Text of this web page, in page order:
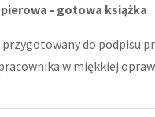
- gotowa książka
do podpisu
w miękkiej